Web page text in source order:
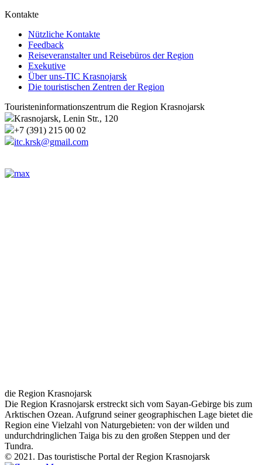
Kontakte
Nützliche Kontakte
Feedback
Reiseveranstalter und Reisebüros der Region
Exekutive
Über uns-TIC Krasnojarsk
Die touristischen Zentren der Region
Touristeninformationszentrum die Region Krasnojarsk
Krasnojarsk, Lenin Str., 120
+7 (391) 215 00 02
itc.krsk@gmail.com
die Region Krasnojarsk
Die Region Krasnojarsk erstreckt sich vom Sayan-Gebirge bis zum
Arktischen Ozean. Aufgrund seiner geographischen Lage bietet die
Region eine Vielzahl von Naturgebieten: von der wilden und
undurchdringlichen Taiga bis zu den großen Steppen und der
Tundra.
© 2021. Das touristische Portal der Region Krasnojarsk